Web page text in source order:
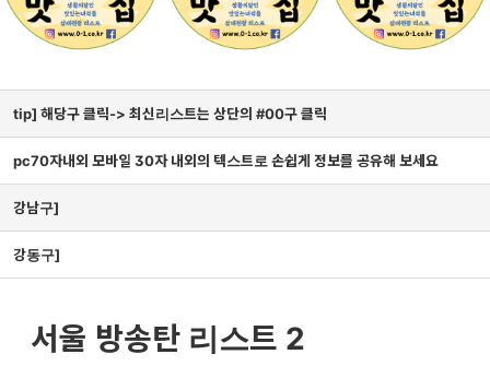
tip] 해당구 클릭-> 최신리스트는 상단의 #00구 클릭
pc70자내외 모바일 30자 내외의 텍스트로 손쉽게 정보를 공유해 보세요
강남구]
강동구]
서울 방송탄 리스트 2